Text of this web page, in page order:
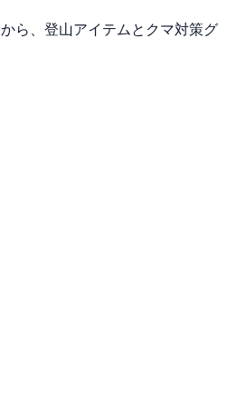
ら、登山アイテムとクマ対策グ